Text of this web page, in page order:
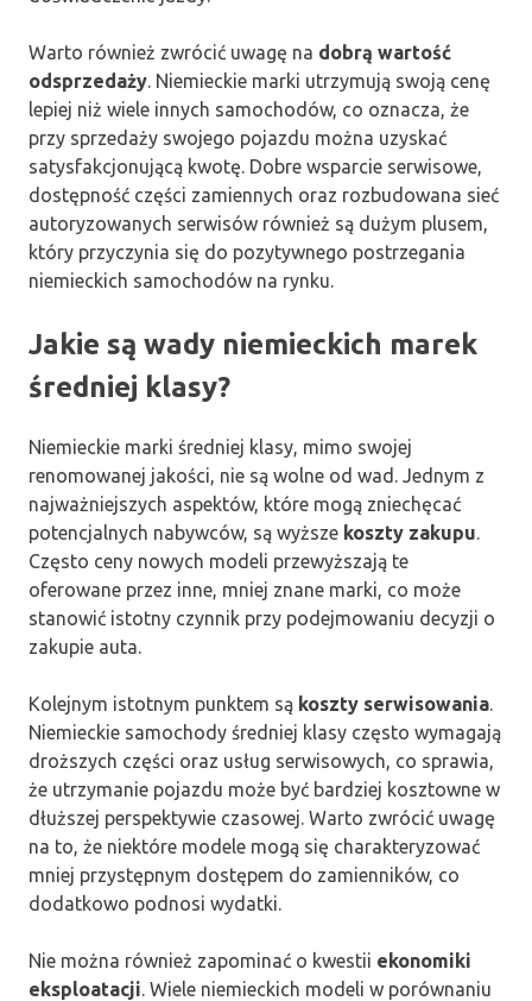
Warto również zwrócić uwagę na dobrą wartość
odsprzedaży. Niemieckie marki utrzymują swoją cenę
lepiej niż wiele innych samochodów, co oznacza, że
przy sprzedaży swojego pojazdu można uzyskać
satysfakcjonującą kwotę. Dobre wsparcie serwisowe,
dostępność części zamiennych oraz rozbudowana sieć
autoryzowanych serwisów również są dużym plusem,
który przyczynia się do pozytywnego postrzegania
niemieckich samochodów na rynku.
Jakie są wady niemieckich marek
średniej klasy?
Niemieckie marki średniej klasy, mimo swojej
renomowanej jakości, nie są wolne od wad. Jednym z
najważniejszych aspektów, które mogą zniechęcać
potencjalnych nabywców, są wyższe koszty zakupu.
Często ceny nowych modeli przewyższają te
oferowane przez inne, mniej znane marki, co może
stanowić istotny czynnik przy podejmowaniu decyzji o
zakupie auta.
Kolejnym istotnym punktem są koszty serwisowania.
Niemieckie samochody średniej klasy często wymagają
droższych części oraz usług serwisowych, co sprawia,
że utrzymanie pojazdu może być bardziej kosztowne w
dłuższej perspektywie czasowej. Warto zwrócić uwagę
na to, że niektóre modele mogą się charakteryzować
mniej przystępnym dostępem do zamienników, co
dodatkowo podnosi wydatki.
Nie można również zapominać o kwestii ekonomiki
eksploatacji. Wiele niemieckich modeli w porównaniu